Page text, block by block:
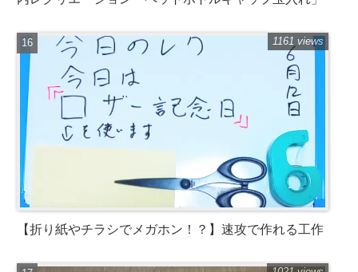
【折り紙やチラシでメガホン！？】速攻で作れる工作
1161 views